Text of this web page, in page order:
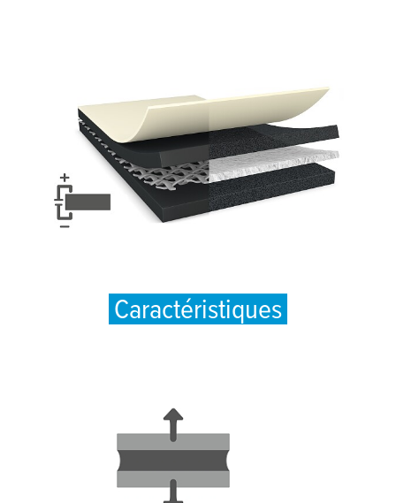
Caractéristiques